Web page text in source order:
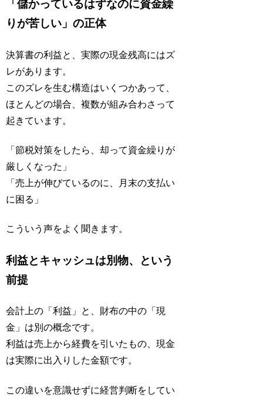
「儲かっているはずなのに資金繰
りが苦しい」の正体
決算書の利益と、実際の現金残高にはズ
レがあります。
このズレを生む構造はいくつかあって、
ほとんどの場合、複数が組み合わさって
起きています。
「節税対策をしたら、却って資金繰りが
厳しくなった」
「売上が伸びているのに、月末の支払い
に困る」
こういう声をよく聞きます。
利益とキャッシュは別物、という
前提
会計上の「利益」と、財布の中の「現
金」は別の概念です。
利益は売上から経費を引いたもの、現金
は実際に出入りした金額です。
この違いを意識せずに経営判断をしてい